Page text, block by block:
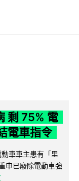
剩 75% 電
電車指令
車車主患有「里
申已廢除電動車強